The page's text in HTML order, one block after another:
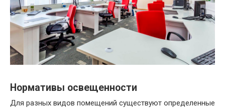
Нормативы освещенности
Для разных видов помещений существуют определенные